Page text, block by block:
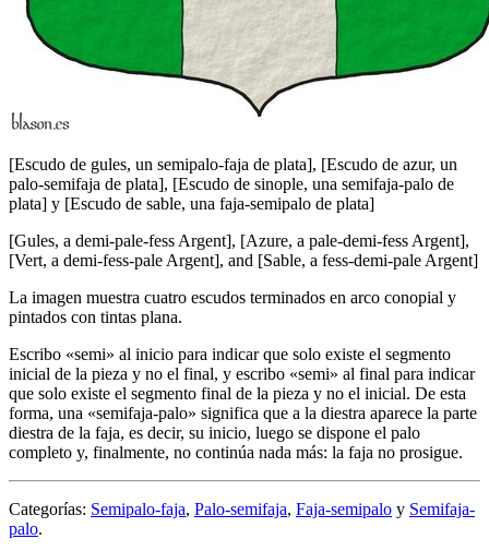
[Escudo de gules, un semipalo-faja de plata], [Escudo de azur, un
palo-semifaja de plata], [Escudo de sinople, una semifaja-palo de
plata] y [Escudo de sable, una faja-semipalo de plata]
[Gules, a demi-pale-fess Argent], [Azure, a pale-demi-fess Argent],
[Vert, a demi-fess-pale Argent], and [Sable, a fess-demi-pale Argent]
La imagen muestra cuatro escudos terminados en arco conopial y
pintados con tintas plana.
Escribo «semi» al inicio para indicar que solo existe el segmento
inicial de la pieza y no el final, y escribo «semi» al final para indicar
que solo existe el segmento final de la pieza y no el inicial. De esta
forma, una «semifaja-palo» significa que a la diestra aparece la parte
diestra de la faja, es decir, su inicio, luego se dispone el palo
completo y, finalmente, no continúa nada más: la faja no prosigue.
Categorías: Semipalo-faja, Palo-semifaja, Faja-semipalo y Semifaja-
palo.